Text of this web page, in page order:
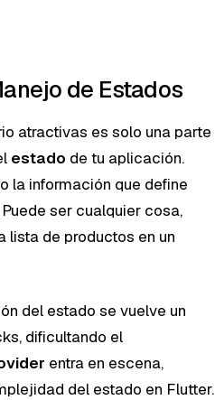
de Estados
atractivas es solo una parte
estado de tu aplicación.
la información que define
ser cualquier cosa,
lista de productos en un
del estado se vuelve un
dificultando el
entra en escena,
del estado en Flutter.